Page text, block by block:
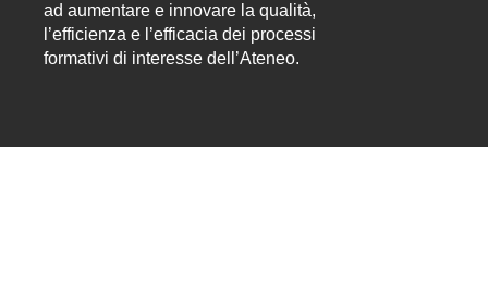
ad aumentare e innovare la qualità,
l’efficienza e l’efficacia dei processi
formativi di interesse dell’Ateneo.